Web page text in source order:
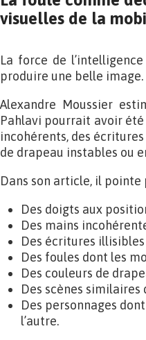
visuelles de la
La force de
produire une belle
Alexandre Moussier
Pahlavi pourrait avoir
incohérents, des
de drapeau instables ou
Dans son article, il pointe
Des doigts aux
Des mains
Des écritures
Des foules dont les
Des couleurs de
Des scènes similaires
Des personnages
l’autre.